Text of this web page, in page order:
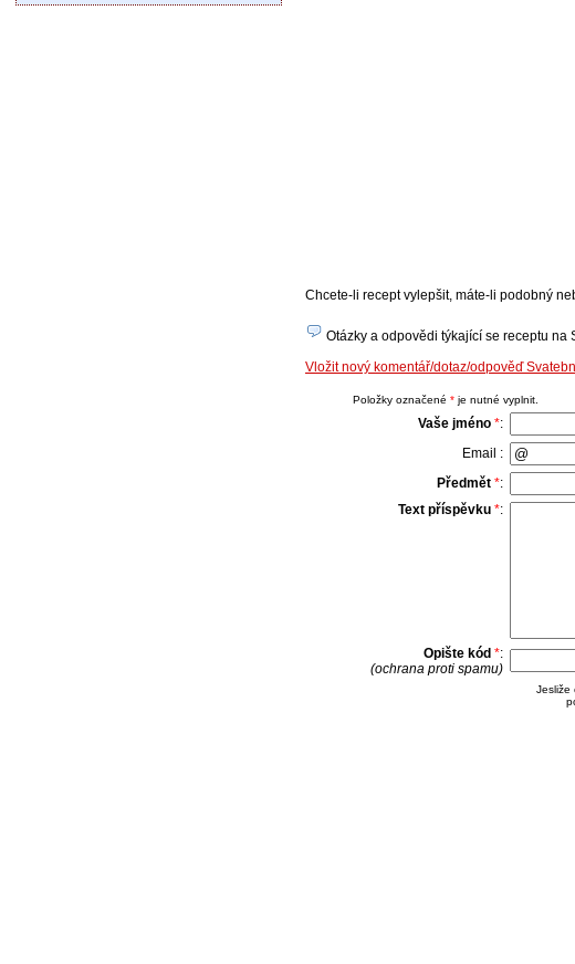
Chcete-li recept vylepšit, máte-li podobný
Otázky a odpovědi týkající se receptu
Vložit nový komentář/dotaz/odpověď
Položky označené * je nutné vyplnit.
Vaše jméno *:
Email :
Předmět *:
Text příspěvku *:
Opište kód *:
(ochrana proti spamu)
Jesliže